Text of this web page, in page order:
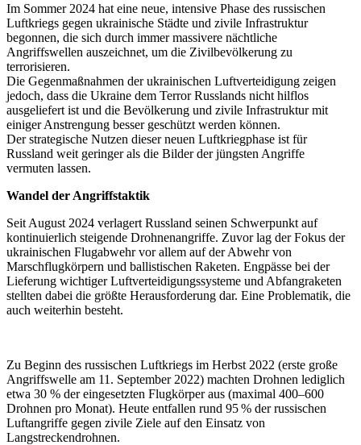
Im Sommer 2024 hat eine neue, intensive Phase des russischen
Luftkriegs gegen ukrainische Städte und zivile Infrastruktur
begonnen, die sich durch immer massivere nächtliche
Angriffswellen auszeichnet, um die Zivilbevölkerung zu
terrorisieren.
Die Gegenmaßnahmen der ukrainischen Luftverteidigung zeigen
jedoch, dass die Ukraine dem Terror Russlands nicht hilflos
ausgeliefert ist und die Bevölkerung und zivile Infrastruktur mit
einiger Anstrengung besser geschützt werden können.
Der strategische Nutzen dieser neuen Luftkriegphase ist für
Russland weit geringer als die Bilder der jüngsten Angriffe
vermuten lassen.
Wandel der Angriffstaktik
Seit August 2024 verlagert Russland seinen Schwerpunkt auf
kontinuierlich steigende Drohnenangriffe. Zuvor lag der Fokus der
ukrainischen Flugabwehr vor allem auf der Abwehr von
Marschflugkörpern und ballistischen Raketen. Engpässe bei der
Lieferung wichtiger Luftverteidigungssysteme und Abfangraketen
stellten dabei die größte Herausforderung dar. Eine Problematik, die
auch weiterhin besteht.
Zu Beginn des russischen Luftkriegs im Herbst 2022 (erste große
Angriffswelle am 11. September 2022) machten Drohnen lediglich
etwa 30 % der eingesetzten Flugkörper aus (maximal 400–600
Drohnen pro Monat). Heute entfallen rund 95 % der russischen
Luftangriffe gegen zivile Ziele auf den Einsatz von
Langstreckendrohnen.